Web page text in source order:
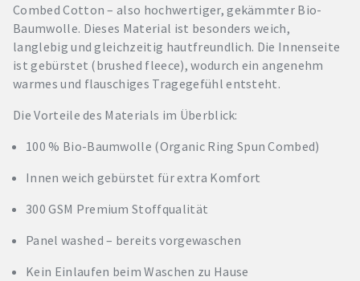
Combed Cotton – also hochwertiger, gekämmter Bio-
Baumwolle. Dieses Material ist besonders weich,
langlebig und gleichzeitig hautfreundlich. Die Innenseite
ist gebürstet (brushed fleece), wodurch ein angenehm
warmes und flauschiges Tragegefühl entsteht.
Die Vorteile des Materials im Überblick:
100 % Bio-Baumwolle (Organic Ring Spun Combed)
Innen weich gebürstet für extra Komfort
300 GSM Premium Stoffqualität
Panel washed – bereits vorgewaschen
Kein Einlaufen beim Waschen zu Hause